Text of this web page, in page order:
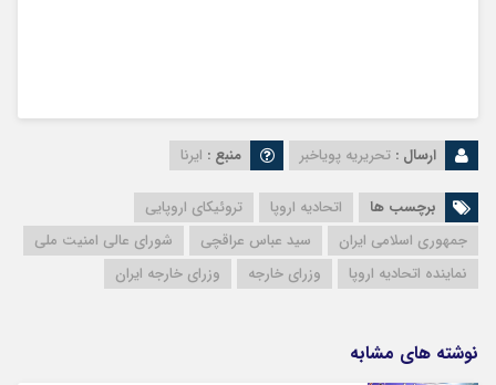
ارسال : تحریریه پویاخبر منبع : ایرنا
برچسب ها اتحادیه اروپا
تروئیکای اروپایی
جمهوری اسلامی ایران
سید عباس عراقچی
شورای عالی امنیت ملی
نماینده اتحادیه اروپا
وزرای خارجه وزرای خارجه ایران
نوشته های مشابه